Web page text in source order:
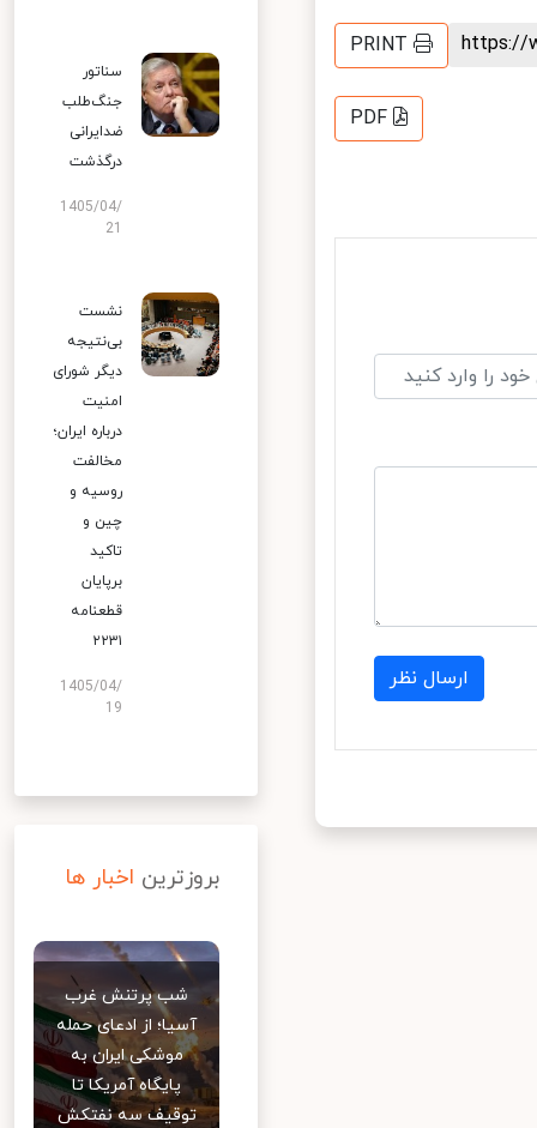
PRINT
PDF
ارسال نظر
سناتور
جنگ‌طلب
ضدایرانی
درگذشت
1405/04/
نشست
بی‌نتیجه
دیگر شورای
امنیت
درباره ایران؛
مخالفت
روسیه و
چین و
تاکید
برپایان
قطعنامه
۲۲۳۱
1405/04/
19
بروزترین اخبار ها
شب پرتنش غرب
آسیا؛ از ادعای حمله
موشکی ایران به
پایگاه آمریکا تا
توقیف سه نفتکش